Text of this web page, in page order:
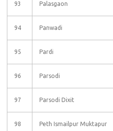
93 Palasgaon
94 Panwadi
95 Pardi
96 Parsodi
97 Parsodi Dixit
98 Peth Ismailpur Muktapur